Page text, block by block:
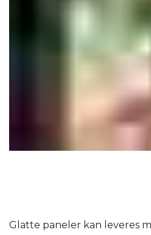
Glatte paneler kan leveres